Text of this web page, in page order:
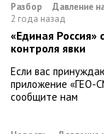
Разбор
Давление
2 года назад
«Единая Россия»
контроля явки
Если вас
приложение «ГЕО-
сообщите нам